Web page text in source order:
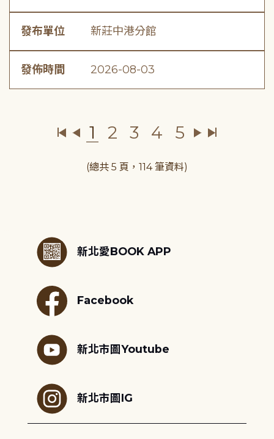
發布單位 新莊中港分館
發佈時間 2026-08-03
1 2 3 4 5
(總共 5 頁，114 筆資料)
新北愛BOOK APP
Facebook
新北市圖Youtube
新北市圖IG